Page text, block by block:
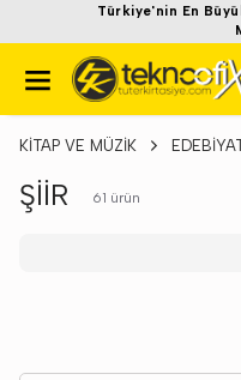
Türkiye'nin En
KİTAP VE MÜZİK
ŞİİR 61 ürün